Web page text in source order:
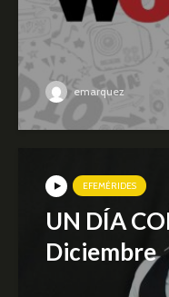
emarquez
EFEMÉRIDES
UN DÍA
Diciembre